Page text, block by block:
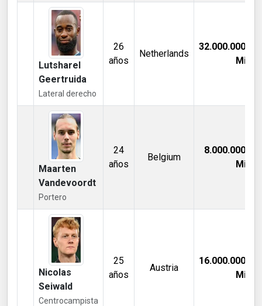
Lutsharel
Geertruida
Lateral derecho
26
años
Netherlands
32.000.000,00
Mill €
Maarten
Vandevoordt
Portero
24
años
Belgium
8.000.000,00
Mill €
Nicolas
Seiwald
Centrocampista
25
años
Austria
16.000.000,00
Mill €